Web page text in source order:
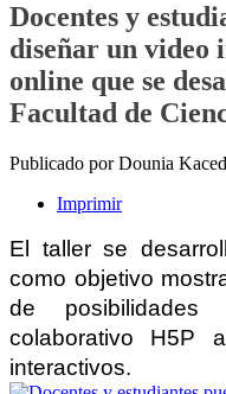
Docentes y
diseñar un video
online que se
Facultad de
Publicado por Dounia
Imprimir
El taller se
como objetivo
de
colaborativo H5P
interactivos.